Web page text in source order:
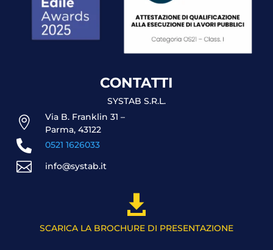
CONTATTI
SYSTAB S.R.L.

Via B. Franklin 31 –
Parma, 43122
 0521 1626033
 info@systab.it

SCARICA LA BROCHURE DI PRESENTAZIONE